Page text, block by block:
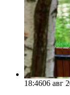
18:4606 авг